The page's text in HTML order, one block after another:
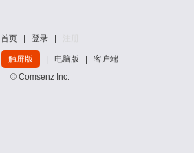
首页 登录
触屏版 电脑版
客户端
© Comsenz Inc.